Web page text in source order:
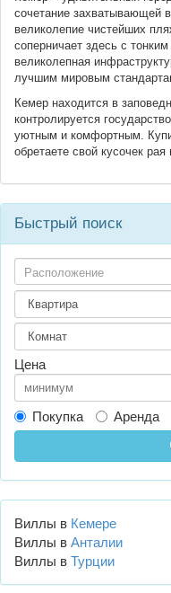
сочетание захватывающей
великолепие чистейших
соперничает здесь с
великолепная
лучшим мировым
Кемер находится в
контролируется
уютным и комфортным.
обретаете свой кусочек
Быстрый поиск
Расположение
Цена
Покупка
Аренда
Виллы в Кемере
Виллы в Анталии
Виллы в Турции